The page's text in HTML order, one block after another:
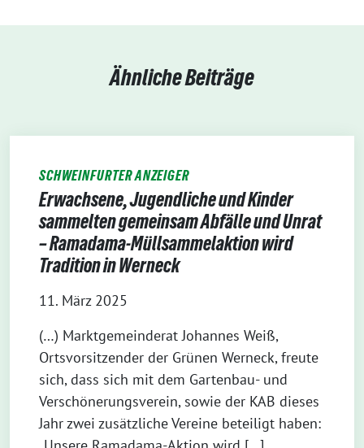
Ähnliche Beiträge
SCHWEINFURTER ANZEIGER
Erwachsene, Jugendliche und Kinder
sammelten gemeinsam Abfälle und Unrat
– Ramadama-Müllsammelaktion wird
Tradition in Werneck
11. März 2025
(…) Marktgemeinderat Johannes Weiß,
Ortsvorsitzender der Grünen Werneck, freute
sich, dass sich mit dem Gartenbau- und
Verschönerungsverein, sowie der KAB dieses
Jahr zwei zusätzliche Vereine beteiligt haben: